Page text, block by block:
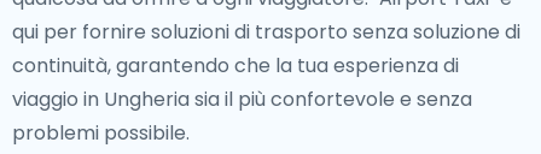
qui per fornire soluzioni di trasporto senza soluzione di
continuità, garantendo che la tua esperienza di
viaggio in Ungheria sia il più confortevole e senza
problemi possibile.